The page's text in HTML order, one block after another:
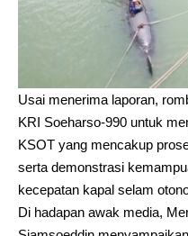
Usai menerima laporan,
KRI Soeharso-990 untuk
KSOT yang mencakup
serta demonstrasi
kecepatan kapal selam
Di hadapan awak media,